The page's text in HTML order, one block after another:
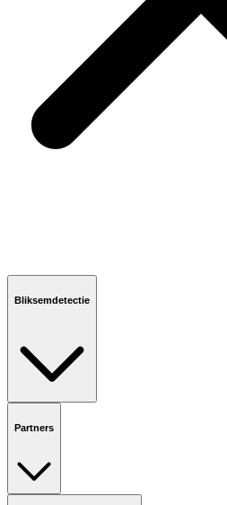
Bliksemdetectie
Partners